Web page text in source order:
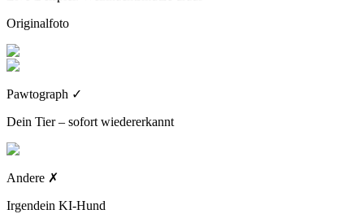
Originalfoto
Pawtograph ✓
Dein Tier – sofort wiedererkannt
Andere ✗
Irgendein KI-Hund